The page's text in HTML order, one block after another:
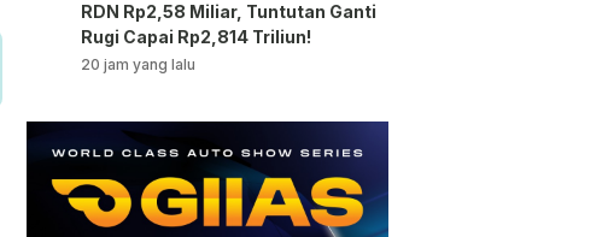
RDN Rp2,58 Miliar, Tuntutan Ganti
Rugi Capai Rp2,814 Triliun!
20 jam yang lalu